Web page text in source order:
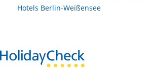
Hotels Berlin-Weißensee